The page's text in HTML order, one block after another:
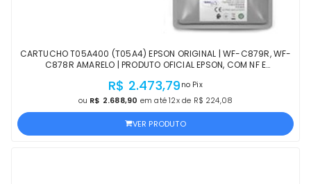
CARTUCHO T05A400 (T05A4) EPSON ORIGINAL | WF-C879R, WF-
C878R AMARELO | PRODUTO OFICIAL EPSON, COM NF E
R$ 2.473,79 no Pix
ou R$ 2.688,90 em até 12x de R$ 224,08
VER PRODUTO